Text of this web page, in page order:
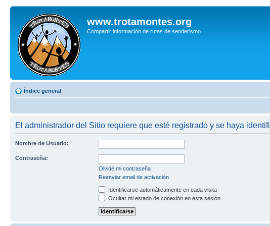
www.trotamontes.org
Compartir información de rutas de senderismo
Índice general
El administrador del Sitio requiere que esté registrado y se haya
Nombre de Usuario:
Contraseña:
Olvidé mi contraseña
Reenviar email de activación
Identificarse automáticamente en cada visita
Ocultar mi estado de conexión en esta sesión